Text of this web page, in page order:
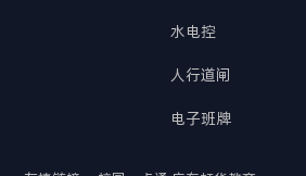
水电控
人行道闸
电子班牌